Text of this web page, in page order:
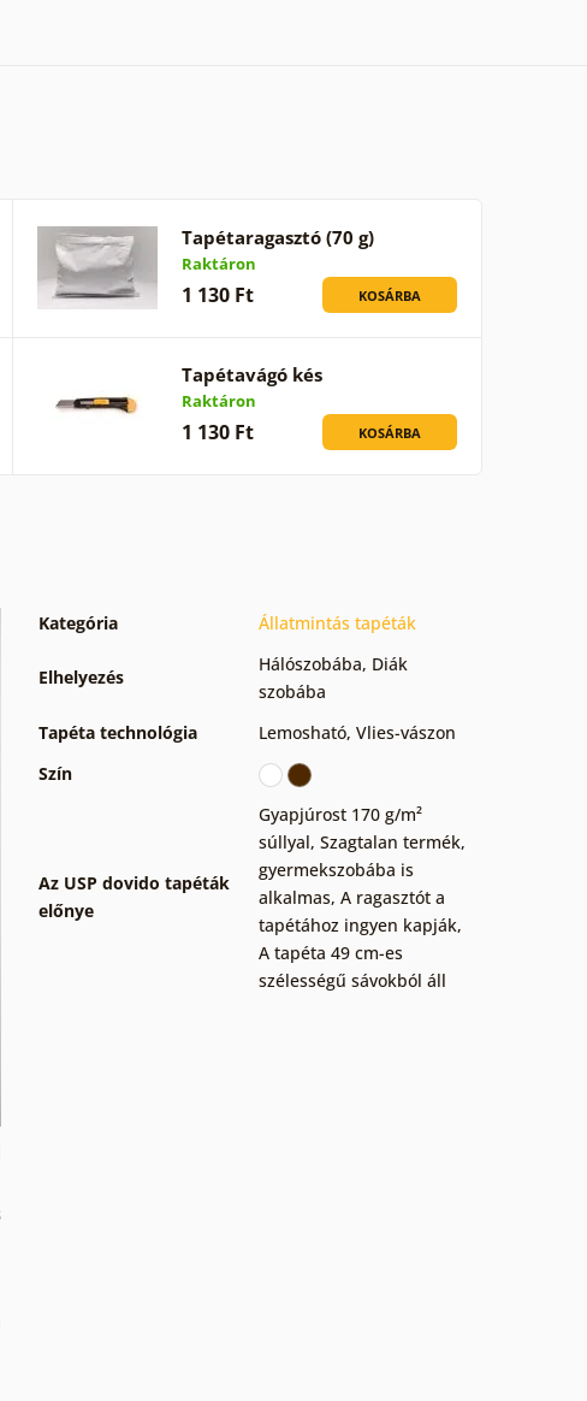
Tapétaragasztó (70 g)
Raktáron
1 130 Ft KOSÁRBA
Tapétavágó kés
Raktáron
1 130 Ft KOSÁRBA
Kategória Állatmintás tapéták
Elhelyezés
Hálószobába, Diák
szobába
Tapéta technológia
Lemosható, Vlies-vászon
Szín
Az USP dovido tapéták
előnye
Gyapjúrost 170 g/m²
súllyal, Szagtalan termék,
gyermekszobába is
alkalmas, A ragasztót a
tapétához ingyen kapják,
A tapéta 49 cm-es
szélességű sávokból áll